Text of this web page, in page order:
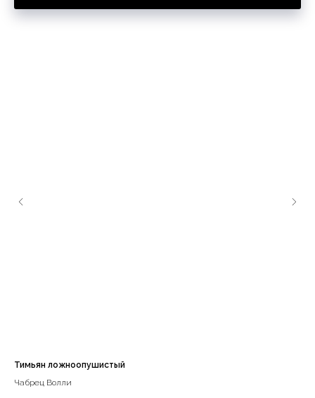
Тимьян ложноопушистый
Чабрец Волли